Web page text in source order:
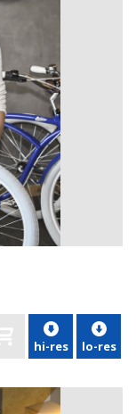
hi-res lo-res